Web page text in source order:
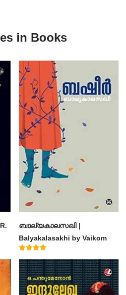
in Books
ബാല്യകാലസഖി |
Balyakalasakhi by Vaikom
Muhammad Basheer
4.60
out of 5